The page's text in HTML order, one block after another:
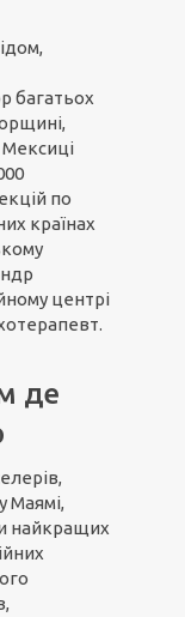
багатьох
Мексиці
по
країнах
центрі
де
Маямі,
найкращих